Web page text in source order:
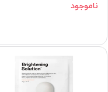
ناموجود